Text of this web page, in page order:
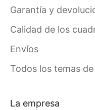
Garantía y
Calidad de los
Envíos
Todos los temas
La empresa